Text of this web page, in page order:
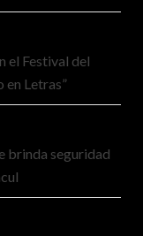
el Festival del
en Letras”
brinda seguridad